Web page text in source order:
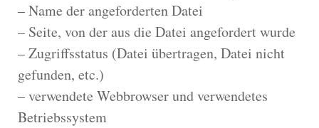
– Name der angeforderten Datei
– Seite, von der aus die Datei angefordert wurde
– Zugriffsstatus (Datei übertragen, Datei nicht
gefunden, etc.)
– verwendete Webbrowser und verwendetes
Betriebssystem